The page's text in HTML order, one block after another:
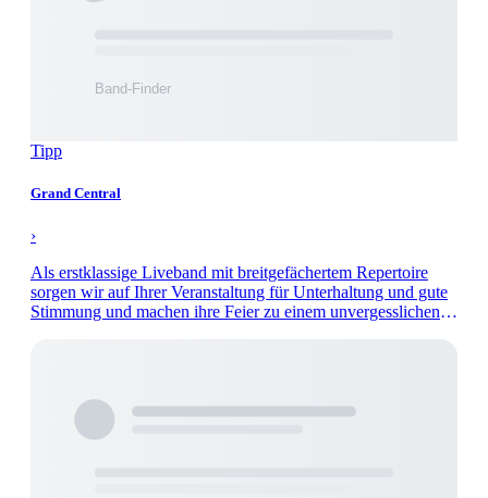
Tipp
Grand Central
›
Als erstklassige Liveband mit breitgefächertem Repertoire
sorgen wir auf Ihrer Veranstaltung für Unterhaltung und gute
Stimmung und machen ihre Feier zu einem unvergesslichen